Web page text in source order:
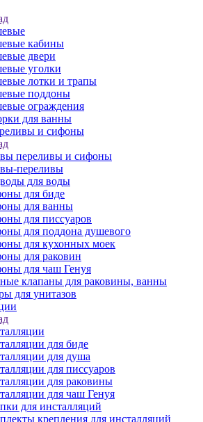
кабины
двери
уголки
лотки и трапы
поддоны
ограждения
для ванны
и сифоны
переливы и сифоны
переливы
для воды
для биде
для ванны
для писсуаров
для поддона душевого
для кухонных моек
для раковин
для чаш Генуя
клапаны для раковины, ванны
для унитазов
для биде
для душа
для писсуаров
для раковины
для чаш Генуя
для инсталляций
крепления для инсталляций